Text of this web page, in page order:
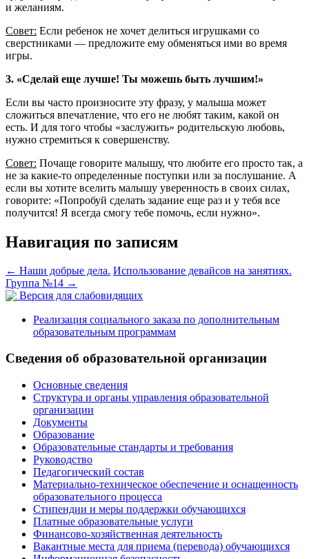
и желаниям.
Совет: Если ребенок не хочет делиться игрушками со
сверстниками — предложите ему обменяться ими во время
игры.
3. «Сделай еще лучше! Ты можешь быть лучшим!»
Если вы часто произносите эту фразу, у малыша может
сложиться впечатление, что его не любят таким, какой он
есть. И для того чтобы «заслужить» родительскую любовь,
нужно стремиться к совершенству.
Совет: Почаще говорите малышу, что любите его просто так, а
не за какие-то определенные поступки или за послушание. А
если вы хотите вселить малышу уверенность в своих силах,
говорите: «Попробуй сделать задание еще раз и у тебя все
получится! Я всегда смогу тебе помочь, если нужно».
Навигация по записям
← Наши добрые дела. Использование девайсов на занятиях.
Группа №14 →
Версия для слабовидящих
Реализация социального заказа по дополнительным
образовательным программам
Сведения об образовательной организации
Основные сведения
Структура и органы управления образовательной
организации
Документы
Образование
Образовательные стандарты и требования
Руководство
Педагогический состав
Материально-техническое обеспечение и оснащенность
образовательного процесса
Стипендии и меры поддержки обучающихся
Платные образовательные услуги
Финансово-хозяйственная деятельность
Вакантные места для приема (перевода) обучающихся